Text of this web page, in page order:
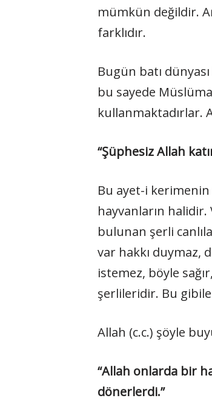
mümkün değildir.
farklıdır.
Bugün batı
bu sayede
kullanmaktadırlar.
“Şüphesiz Allah
Bu ayet-i kerimenin
hayvanların
bulunan şerli
var hakkı duymaz,
istemez, böyle
şerlileridir. Bu
Allah (c.c.) şöyle
“Allah onlarda bir
dönerlerdi.”